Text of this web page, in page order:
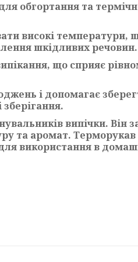
обгортання та
високі температури,
шкідливих речовин.
що сприяє
і допомагає
випічки. Він
та аромат.
використання в